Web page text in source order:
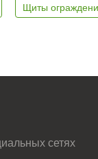
Щиты
сетях